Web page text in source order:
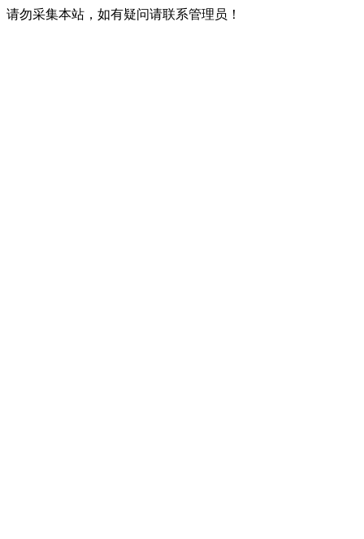
请勿采集本站，如有疑问请联系管理员！